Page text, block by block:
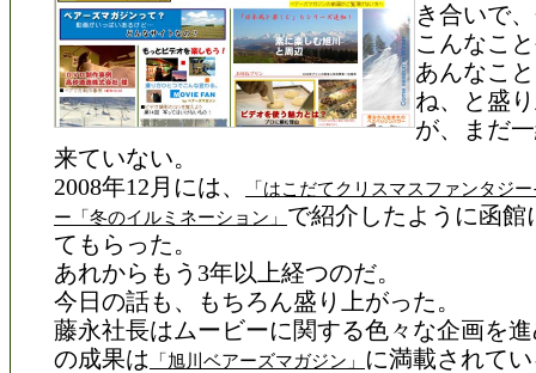
き合いで
こんなこ
あんなこ
ね、と盛
が、まだ
来ていない。
2008年12月には、
「はこだてクリスマスファンタジ
ー「冬のイルミネーション」 で紹介したように函館
てもらった。
あれからもう3年以上経つのだ。
今日の話も、もちろん盛り上がった。
藤永社長はムービーに関する色々な企画を
の成果は
「旭川ベアーズマガジン」
に満載されて